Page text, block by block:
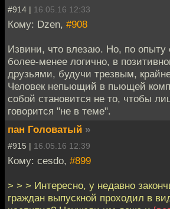
#914 | 16.05.16 12:33
Кому: Dzen, #908
Извини, что влезаю. Но, по опыту
более-менее логично, в
друзьями, будучи трезвым,
Человек непьющий в пьющей
собой становится не то, чтобы
говорится "не в теме".
пан Головатый »
#915 | 16.05.16 12:39
Кому: cesdo, #899
> > > Интересно, у недавно
граждан выпускной проходил в